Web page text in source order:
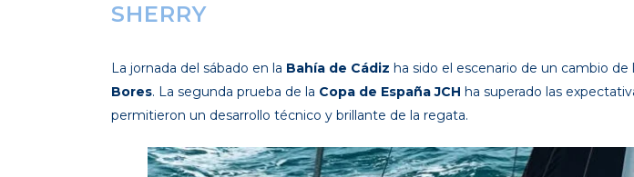
SHERRY
La jornada del sábado en la Bahía de Cádiz ha sido el escenario de un cambio de
Bores. La segunda prueba de la Copa de España JCH ha superado las
permitieron un desarrollo técnico y brillante de la regata.